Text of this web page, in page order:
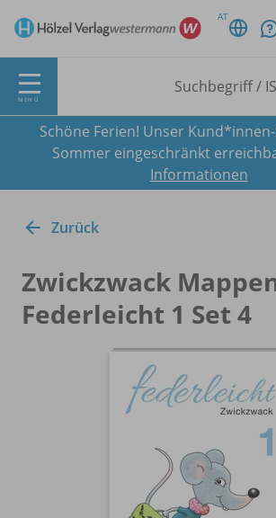
AT
MENÜ
Schöne Ferien! Unser
Sommer eingeschränkt
Informationen
Zurück
Zwickzwack
Federleicht 1 Set 4